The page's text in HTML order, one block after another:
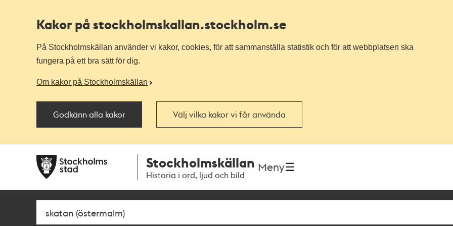
Kakor på stockholmskallan.stockholm.se
På Stockholmskällan använder vi kakor, cookies, för att sammanställa statistik och för att webbplatsen ska
fungera på ett bra sätt för dig.
Om kakor på Stockholmskällan
Godkänn alla kakor Välj vilka kakor vi får använda
navigationen
huvudinnehållet
Stockholmskällan
Historia i ord, ljud och bild
Meny
Sök